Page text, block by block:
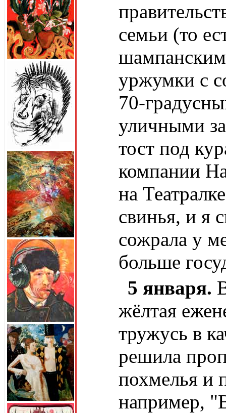
семьи (то
шампанским
уржумки с
70-
уличными
тост под
компании
на
свинья, и я
сожрала у
больше
5 января.
жёлтая
тружусь в
решила
похмелья и
например,